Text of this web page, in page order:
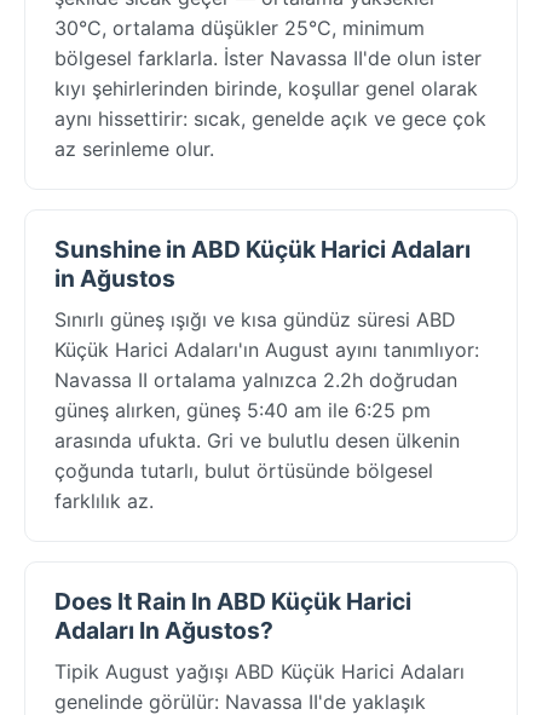
30°C, ortalama düşükler 25°C, minimum
bölgesel farklarla. İster Navassa II'de olun ister
kıyı şehirlerinden birinde, koşullar genel olarak
aynı hissettirir: sıcak, genelde açık ve gece çok
az serinleme olur.
Sunshine in ABD Küçük Harici Adaları
in Ağustos
Sınırlı güneş ışığı ve kısa gündüz süresi ABD
Küçük Harici Adaları'ın August ayını tanımlıyor:
Navassa II ortalama yalnızca 2.2h doğrudan
güneş alırken, güneş 5:40 am ile 6:25 pm
arasında ufukta. Gri ve bulutlu desen ülkenin
çoğunda tutarlı, bulut örtüsünde bölgesel
farklılık az.
Does It Rain In ABD Küçük Harici
Adaları In Ağustos?
Tipik August yağışı ABD Küçük Harici Adaları
genelinde görülür: Navassa II'de yaklaşık